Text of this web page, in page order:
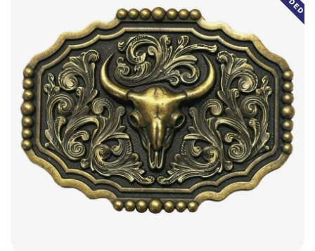
imágenes.